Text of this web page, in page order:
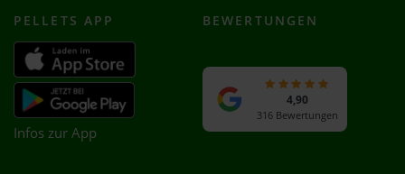
PELLETS APP
Infos zur App
BEWERTUNGEN
4,90
316 Bewertungen